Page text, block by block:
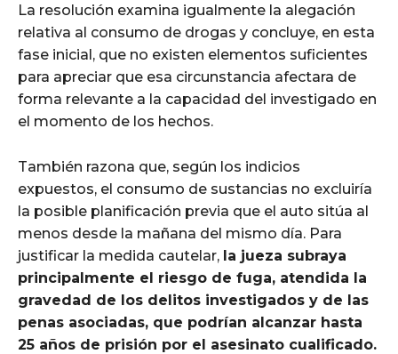
La resolución examina igualmente la alegación
relativa al consumo de drogas y concluye, en esta
fase inicial, que no existen elementos suficientes
para apreciar que esa circunstancia afectara de
forma relevante a la capacidad del investigado en
el momento de los hechos.
También razona que, según los indicios
expuestos, el consumo de sustancias no excluiría
la posible planificación previa que el auto sitúa al
menos desde la mañana del mismo día. Para
justificar la medida cautelar, la jueza subraya
principalmente el riesgo de fuga, atendida la
gravedad de los delitos investigados y de las
penas asociadas, que podrían alcanzar hasta
25 años de prisión por el asesinato cualificado.